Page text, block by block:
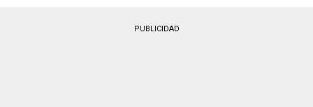
PUBLICIDAD